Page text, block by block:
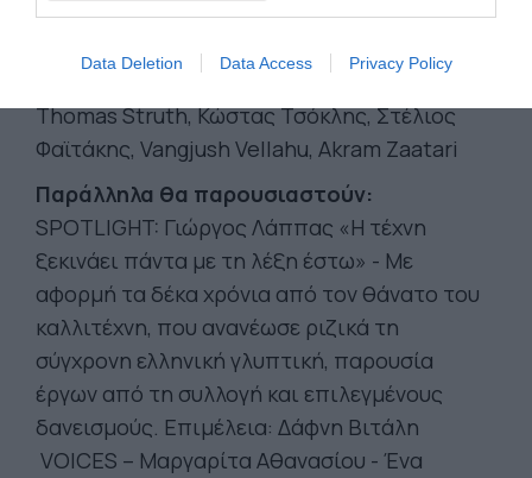
Data Deletion Data Access Privacy Policy
Ρένα Παπασπύρου, Αντώνης Πίττας, Walid
Raad, Thomias Radin, Michael Rakowitz,
Șerban Savu, Nedko Solakov, Sphinxes,
Thomas Struth, Κώστας Τσόκλης, Στέλιος
Φαϊτάκης, Vangjush Vellahu, Akram Zaatari
Παράλληλα θα παρουσιαστούν:
SPOTLIGHT: Γιώργος Λάππας «Η τέχνη
ξεκινάει πάντα με τη λέξη έστω» - Με
αφορμή τα δέκα χρόνια από τον θάνατο του
καλλιτέχνη, που ανανέωσε ριζικά τη
σύγχρονη ελληνική γλυπτική, παρουσία
έργων από τη συλλογή και επιλεγμένους
δανεισμούς. Επιμέλεια: Δάφνη Βιτάλη
VOICES – Μαργαρίτα Αθανασίου - Ένα